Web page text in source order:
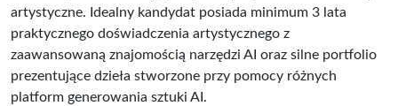
artystyczne. Idealny kandydat posiada minimum 3 lata
praktycznego doświadczenia artystycznego z
zaawansowaną znajomością narzędzi AI oraz silne portfolio
prezentujące dzieła stworzone przy pomocy różnych
platform generowania sztuki AI.